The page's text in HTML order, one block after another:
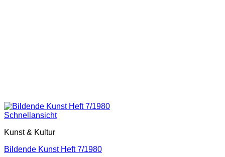
Schnellansicht
Kunst & Kultur
Bildende Kunst Heft 7/1980